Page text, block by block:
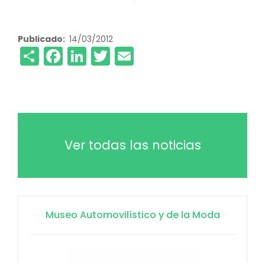
Publicado 14/03/2012
ShareFacebook
LinkedIn
Twitter
Ver todas las noticias
Museo Automovilístico y de la Moda